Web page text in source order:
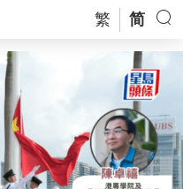
繁 简